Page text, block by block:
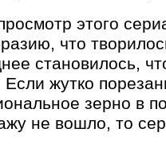
этого
что
становилось,
Если жутко
зерно в
не вошло, то